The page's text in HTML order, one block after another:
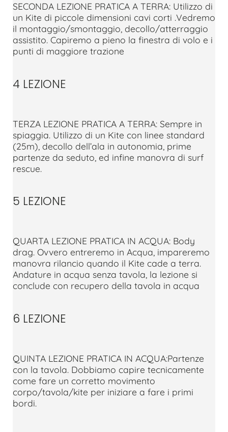
SECONDA LEZIONE PRATICA A TERRA: Utilizzo di
un Kite di piccole dimensioni cavi corti .Vedremo
il montaggio/smontaggio, decollo/atterraggio
assistito. Capiremo a pieno la finestra di volo e i
punti di maggiore trazione
4 LEZIONE
TERZA LEZIONE PRATICA A TERRA: Sempre in
spiaggia. Utilizzo di un Kite con linee standard
(25m), decollo dell’ala in autonomia, prime
partenze da seduto, ed infine manovra di surf
rescue.
5 LEZIONE
QUARTA LEZIONE PRATICA IN ACQUA: Body
drag. Ovvero entreremo in Acqua, impareremo
manovra rilancio quando il Kite cade a terra.
Andature in acqua senza tavola, la lezione si
conclude con recupero della tavola in acqua
6 LEZIONE
QUINTA LEZIONE PRATICA IN ACQUA:Partenze
con la tavola. Dobbiamo capire tecnicamente
come fare un corretto movimento
corpo/tavola/kite per iniziare a fare i primi
bordi.